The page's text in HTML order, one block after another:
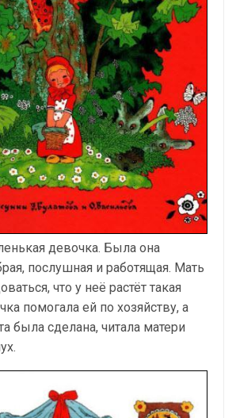
девочка. Была она
послушная и работящая. Мать
что у неё растёт такая
помогала ей по хозяйству, а
была сделана, читала матери